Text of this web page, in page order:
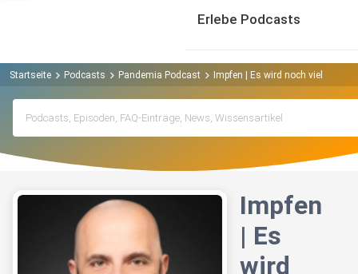
Erlebe Podcasts
Startseite Podcasts Pandemia Podcast Impfen | Es wird noch viel
Impfen
| Es
wird